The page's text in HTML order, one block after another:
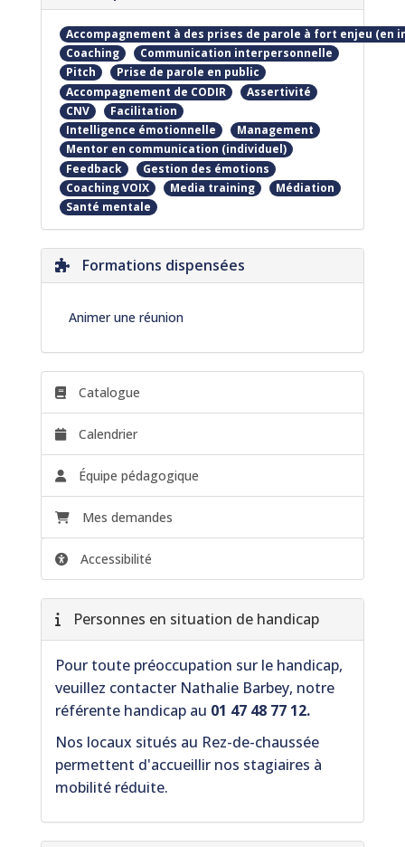
Accompagnement à des prises de parole à fort enjeu (en
Coaching
Communication interpersonnelle
Pitch
Prise de parole en public
Accompagnement de CODIR
Assertivité
CNV
Facilitation
Intelligence émotionnelle
Management
Mentor en communication (individuel)
Feedback
Gestion des émotions
Coaching VOIX
Media training
Médiation
Santé mentale
Formations dispensées
Animer une réunion
Catalogue
Calendrier
Équipe pédagogique
Mes demandes
Accessibilité
Personnes en situation de handicap
Pour toute préoccupation sur le handicap,
veuillez contacter Nathalie Barbey, notre
référente handicap au 01 47 48 77 12.
Nos locaux situés au Rez-de-chaussée
permettent d'accueillir nos stagiaires à
mobilité réduite.